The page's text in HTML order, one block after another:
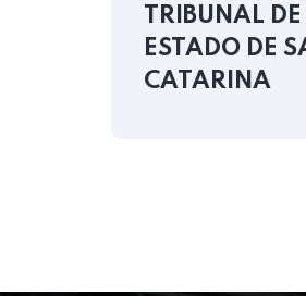
TRIBUNAL
ESTADO DE
CATARINA